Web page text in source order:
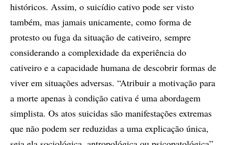
históricos. Assim, o suicídio cativo pode ser visto
também, mas jamais unicamente, como forma de
protesto ou fuga da situação de cativeiro, sempre
considerando a complexidade da experiência do
cativeiro e a capacidade humana de descobrir formas de
viver em situações adversas. “Atribuir a motivação para
a morte apenas à condição cativa é uma abordagem
simplista. Os atos suicidas são manifestações extremas
que não podem ser reduzidas a uma explicação única,